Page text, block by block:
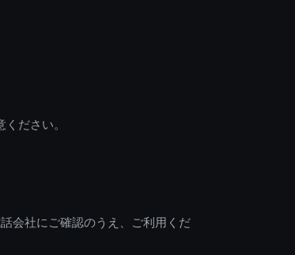
ださい。
会社にご確認のうえ、ご利用くだ